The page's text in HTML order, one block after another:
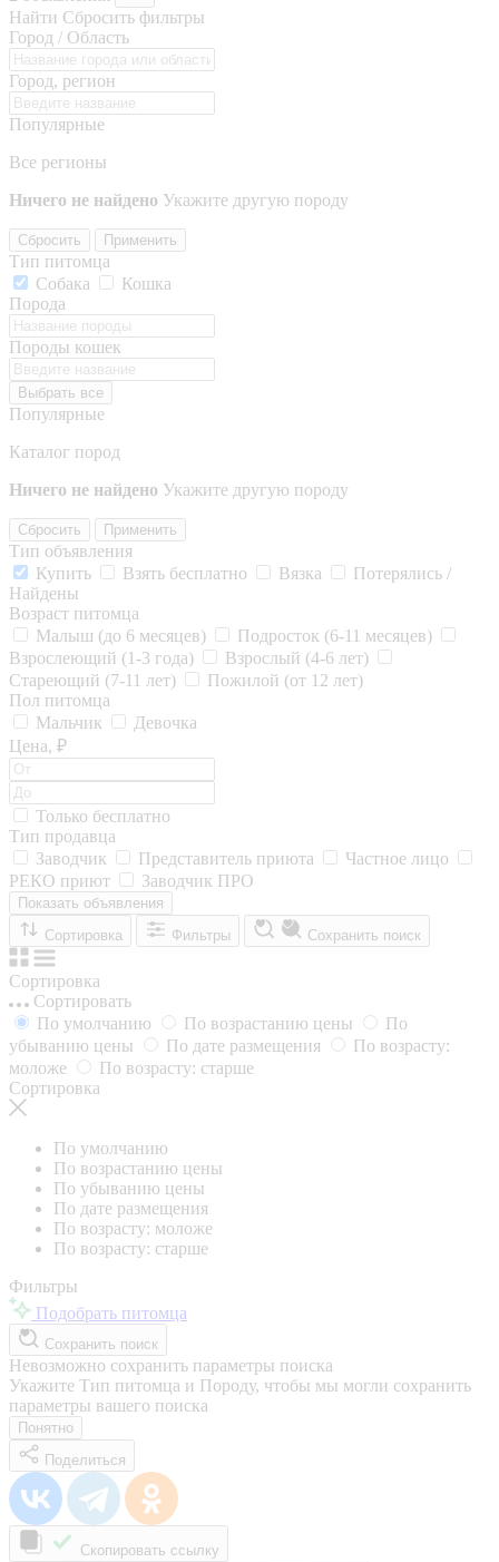
Найти Сбросить фильтры
Город / Область
Город, регион
Популярные
Все регионы
Ничего не найдено Укажите другую породу
Сбросить Применить
Тип питомца
Собака
Кошка
Порода
Породы кошек
Выбрать все
Популярные
Каталог пород
Ничего не найдено Укажите другую породу
Сбросить Применить
Тип объявления
Купить
Взять бесплатно Вязка
Потерялись /
Найдены
Возраст питомца
Малыш (до 6 месяцев)
Подросток (6-11 месяцев)
Взрослеющий (1-3 года)
Взрослый (4-6 лет)
Стареющий (7-11 лет)
Пожилой (от 12 лет)
Пол питомца
Мальчик
Девочка
Цена, ₽
Только бесплатно
Тип продавца
Заводчик
Представитель приюта
Частное лицо
РЕКО приют
Заводчик ПРО
Показать объявления
Сортировка
Фильтры Сохранить поиск
Сортировка
Сортировать
По умолчанию
По возрастанию цены
По
убыванию цены
По дате размещения
По возрасту:
моложе
По возрасту: старше
Сортировка
По умолчанию
По возрастанию цены
По убыванию цены
По дате размещения
По возрасту: моложе
По возрасту: старше
Фильтры
Подобрать питомца
Сохранить поиск
Невозможно сохранить параметры поиска
Укажите Тип питомца и Породу, чтобы мы могли сохранить
параметры вашего поиска
Понятно
Поделиться
Скопировать ссылку